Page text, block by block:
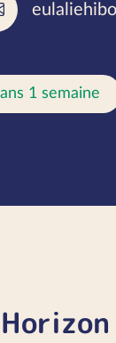
1 semaine